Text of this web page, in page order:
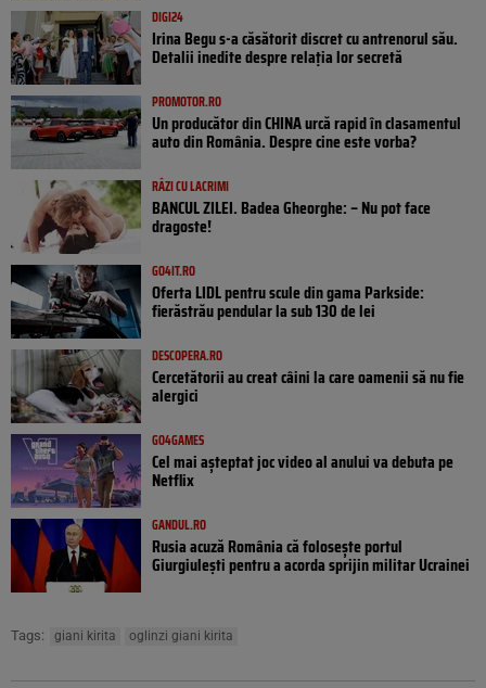
DIGI24
Irina Begu s-a căsătorit discret cu antrenorul său.
Detalii inedite despre relația lor secretă
PROMOTOR.RO
Un producător din CHINA urcă rapid în clasamentul
auto din România. Despre cine este vorba?
RÂZI CU LACRIMI
BANCUL ZILEI. Badea Gheorghe: – Nu pot face
dragoste!
GO4IT.RO
Oferta LIDL pentru scule din gama Parkside:
fierăstrău pendular la sub 130 de lei
DESCOPERA.RO
Cercetătorii au creat câini la care oamenii să nu fie
alergici
GO4GAMES
Cel mai așteptat joc video al anului va debuta pe
Netflix
GANDUL.RO
Rusia acuză România că folosește portul
Giurgiulești pentru a acorda sprijin militar Ucrainei
Tags: giani kirita oglinzi giani kirita